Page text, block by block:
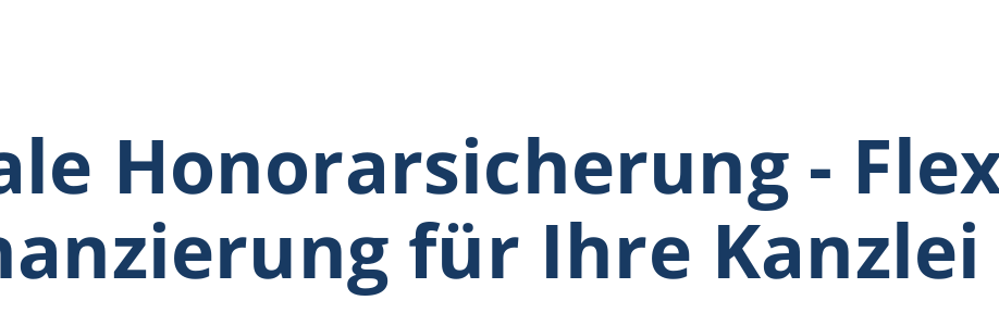
Honorarsicherung -
für Ihre Kanzlei